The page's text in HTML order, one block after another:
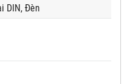
DIN, Đèn